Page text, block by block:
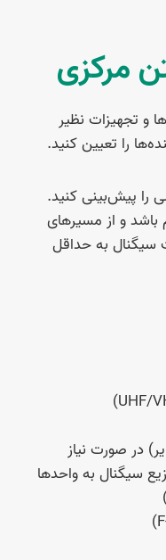
مرکزی
و تجهیزات نظیر
را تعیین کنید.
را پیش‌بینی کنید.
و از مسیرهای
سیگنال به حداقل
در صورت نیاز
سیگنال به واحدها